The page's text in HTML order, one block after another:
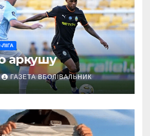
аркушу
ГАЗЕТА ВБОЛІВАЛЬНИК